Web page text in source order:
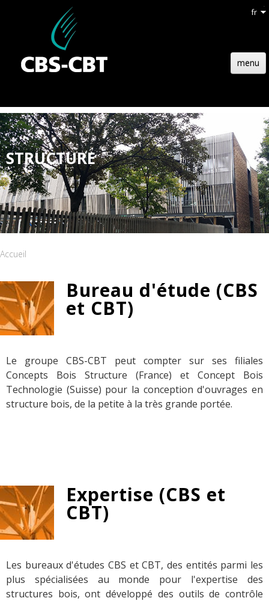
fr
menu
STRUCTURE
TECHNOLOGIE
RÉFÉRENCES
ACTUALITÉS
EMPLOIS
STRUCTURE
Accueil
Bureau d'étude (CBS
et CBT)
Le groupe CBS-CBT peut compter sur ses filiales
Concepts Bois Structure (France) et Concept Bois
Technologie (Suisse) pour la conception d'ouvrages en
structure bois, de la petite à la très grande portée.
Expertise (CBS et
CBT)
Les bureaux d'études CBS et CBT, des entités parmi les
plus spécialisées au monde pour l'expertise des
structures bois, ont développé des outils de contrôle